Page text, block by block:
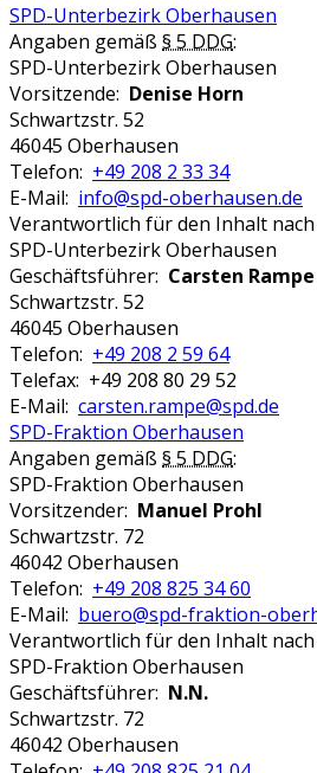
SPD-Unterbezirk Oberhausen
Angaben gemäß § 5 DDG:
SPD-Unterbezirk Oberhausen
Vorsitzende: Denise Horn
Schwartzstr. 52
46045 Oberhausen
Telefon: +49 208 2 33 34
E-Mail: info@spd-oberhausen.de
Verantwortlich für den Inhalt nach
SPD-Unterbezirk Oberhausen
Geschäftsführer: Carsten Rampe
Schwartzstr. 52
46045 Oberhausen
Telefon: +49 208 2 59 64
Telefax: +49 208 80 29 52
E-Mail: carsten.rampe@spd.de
SPD-Fraktion Oberhausen
Angaben gemäß § 5 DDG:
SPD-Fraktion Oberhausen
Vorsitzender: Manuel Prohl
Schwartzstr. 72
46042 Oberhausen
Telefon: +49 208 825 34 60
E-Mail: buero@spd-fraktion-
Verantwortlich für den Inhalt nach
SPD-Fraktion Oberhausen
Geschäftsführer: N.N.
Schwartzstr. 72
46042 Oberhausen